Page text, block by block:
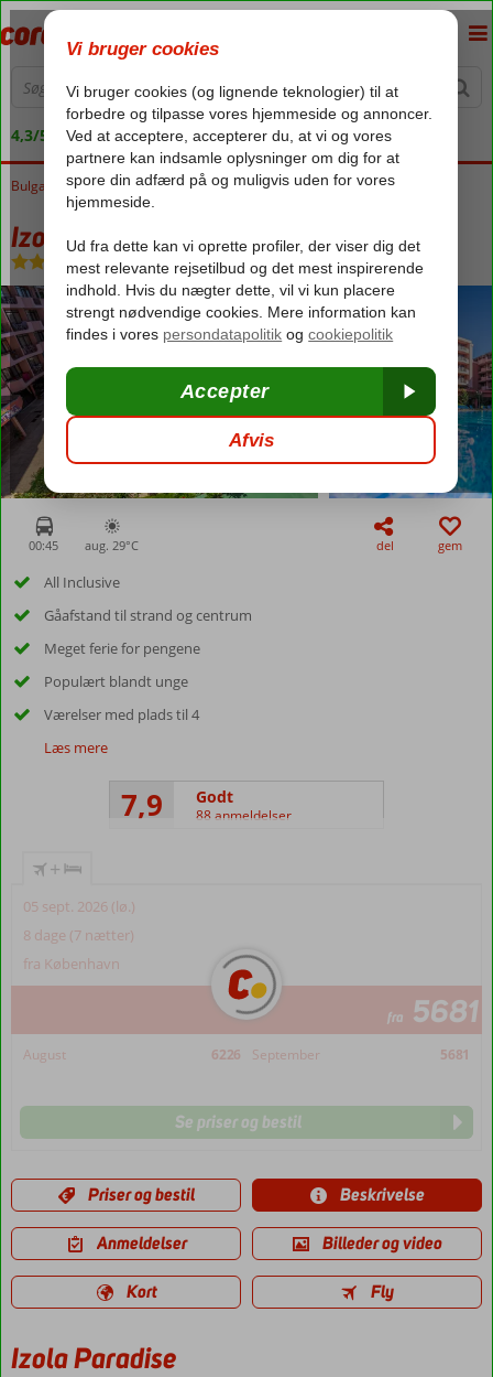
4,3/5 på Trustpilot
Forside
Bulgarien Sortehavet Sunny Beach Izola Paradise
Izola Paradise
All Inclusive-Hotel
00:45 aug. 29°C del gem
All Inclusive
Gåafstand til strand og centrum
Meget ferie for pengene
Populært blandt unge
Værelser med plads til 4
Læs mere
7,9 Godt
88 anmeldelser
+
05 sept. 2026 (lø.)
8 dage (7 nætter)
fra København
fra 5681
August 6226 September 5681
Se priser og bestil
Priser og bestil Beskrivelse
Anmeldelser Billeder og video
Kort Fly
Izola Paradise